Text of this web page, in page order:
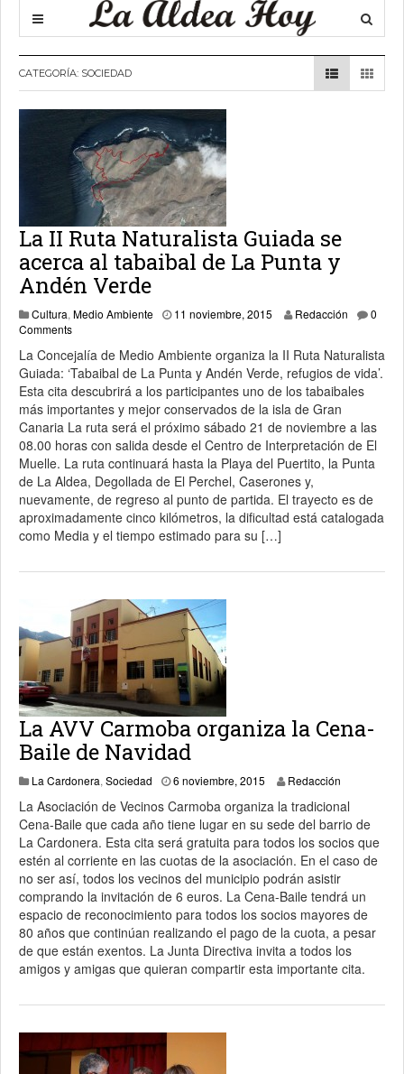
CATEGORÍA: SOCIEDAD
La II Ruta Naturalista Guiada se
acerca al tabaibal de La Punta y
Andén Verde
Cultura, Medio Ambiente 11 noviembre, 2015 11 noviembre, 2015
Redacción
0
Comments
La Concejalía de Medio Ambiente organiza la II Ruta Naturalista
Guiada: ‘Tabaibal de La Punta y Andén Verde, refugios de vida’.
Esta cita descubrirá a los participantes uno de los tabaibales
más importantes y mejor conservados de la isla de Gran
Canaria La ruta será el próximo sábado 21 de noviembre a las
08.00 horas con salida desde el Centro de Interpretación de El
Muelle. La ruta continuará hasta la Playa del Puertito, la Punta
de La Aldea, Degollada de El Perchel, Caserones y,
nuevamente, de regreso al punto de partida. El trayecto es de
aproximadamente cinco kilómetros, la dificultad está catalogada
como Media y el tiempo estimado para su […]
La AVV Carmoba organiza la Cena-
Baile de Navidad
La Cardonera, Sociedad 6 noviembre, 2015 8 noviembre, 2015
Redacción
La Asociación de Vecinos Carmoba organiza la tradicional
Cena-Baile que cada año tiene lugar en su sede del barrio de
La Cardonera. Esta cita será gratuita para todos los socios que
estén al corriente en las cuotas de la asociación. En el caso de
no ser así, todos los vecinos del municipio podrán asistir
comprando la invitación de 6 euros. La Cena-Baile tendrá un
espacio de reconocimiento para todos los socios mayores de
80 años que continúan realizando el pago de la cuota, a pesar
de que están exentos. La Junta Directiva invita a todos los
amigos y amigas que quieran compartir esta importante cita.